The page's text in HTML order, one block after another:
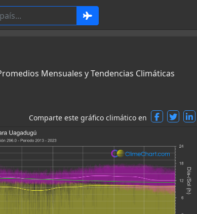
Mensuales y Tendencias Climáticas
Comparte este gráfico climático en